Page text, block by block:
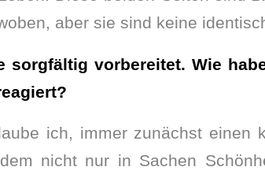
aber sie sind keine
sorgfältig vorbereitet. Wie
ich, immer zunächst einen
nicht nur in Sachen